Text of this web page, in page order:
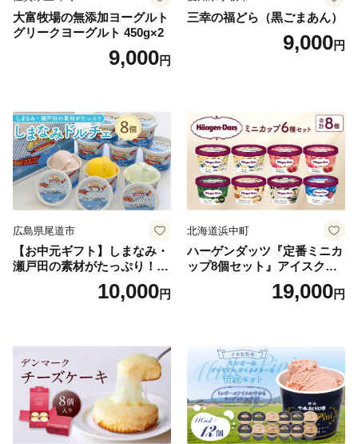
大富牧場の無添加ヨーグルト
グリークヨーグルト 450g×2
9,000円
三幸の福どら（黒ごまあん）
9,000円
広島県尾道市
【お中元ギフト】しまなみ・
瀬戸田の素材がたっぷり！ジ
10,000円
北海道浜中町
ハーゲンダッツ『定番ミニカ
ップ8個セット』アイスクリ
ーム アイス スイーツ デザー
19,000円